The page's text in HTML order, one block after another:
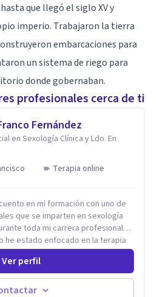
que llegó el siglo XV y
imperio. Trabajaron la tierra
embarcaciones para
un sistema de riego para
donde gobernaban.
profesionales cerca de ti
Fernández
en Sexología Clínica y Ldo. En
Terapia online
en mi formación con uno de
que se imparten en sexología
toda mi carrera profesional
he estado enfocado en la terapia
multidisciplinar BIO-PSICO-
bases de mi trabajo son
en consideración otros factores
al tener una visión demasiado
Ver perfil